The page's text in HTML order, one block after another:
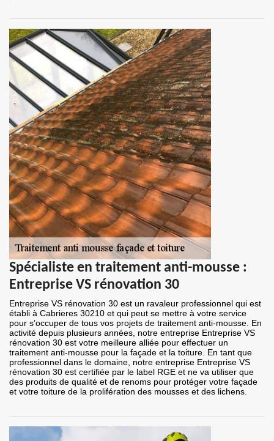
Spécialiste en traitement anti-mousse :
Entreprise VS rénovation 30
Entreprise VS rénovation 30 est un ravaleur professionnel qui est
établi à Cabrieres 30210 et qui peut se mettre à votre service
pour s’occuper de tous vos projets de traitement anti-mousse. En
activité depuis plusieurs années, notre entreprise Entreprise VS
rénovation 30 est votre meilleure alliée pour effectuer un
traitement anti-mousse pour la façade et la toiture. En tant que
professionnel dans le domaine, notre entreprise Entreprise VS
rénovation 30 est certifiée par le label RGE et ne va utiliser que
des produits de qualité et de renoms pour protéger votre façade
et votre toiture de la prolifération des mousses et des lichens.